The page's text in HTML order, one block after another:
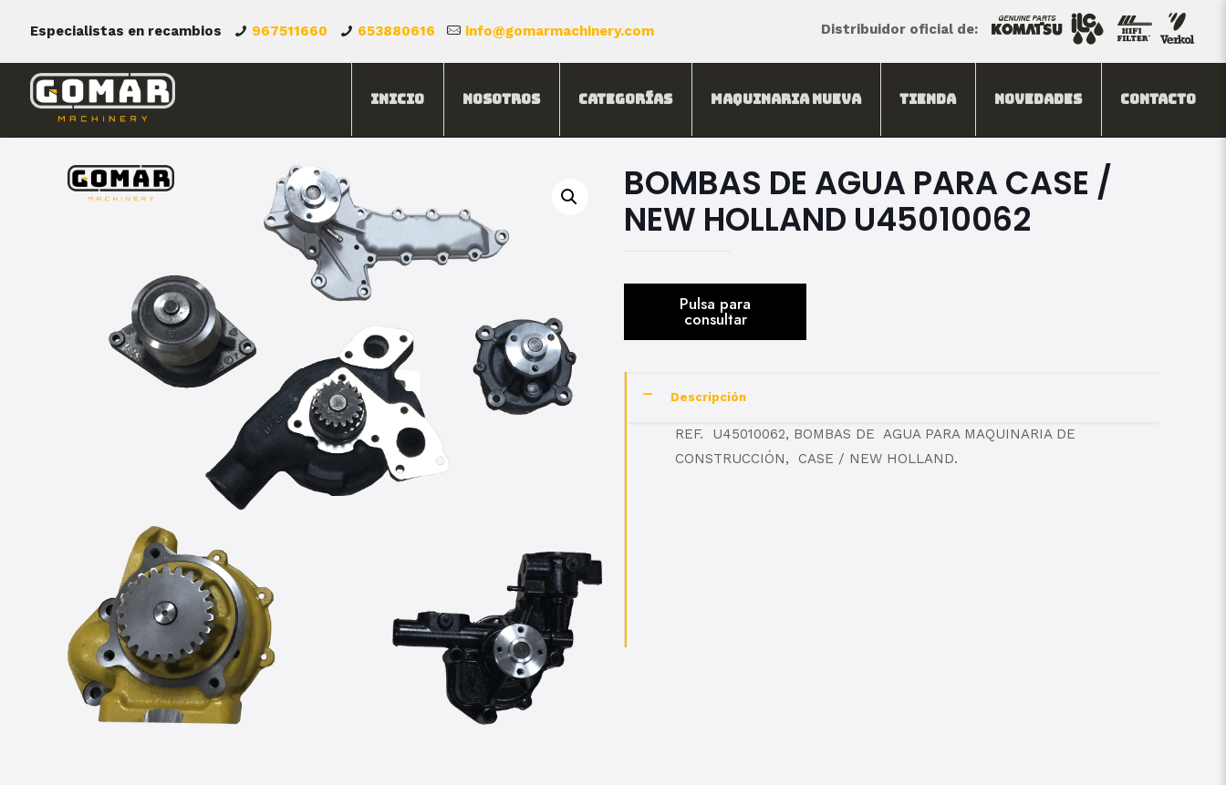
Especialistas en recambios 967511660 653880616 info@gomarmachinery.com Distribuidor oficial de:
Inicio Nosotros Categorías Maquinaria Nueva Tienda Novedades Contacto
BOMBAS DE AGUA PARA CASE /
NEW HOLLAND U45010062
Descripción
REF. U45010062, BOMBAS DE AGUA PARA MAQUINARIA DE
CONSTRUCCIÓN, CASE / NEW HOLLAND.